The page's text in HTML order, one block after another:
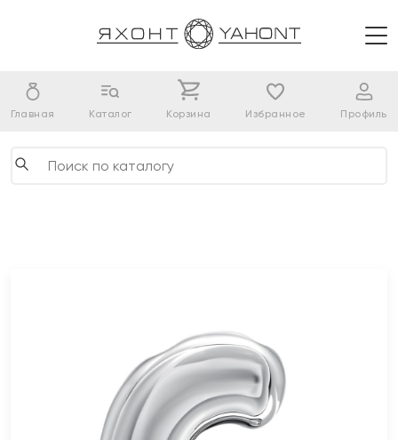
Главная Каталог Корзина Избранное Профиль